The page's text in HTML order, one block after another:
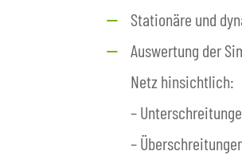
Stationäre und
Auswertung der
Netz hinsichtlich:
–
–